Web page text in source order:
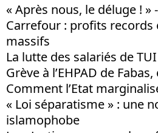
« Après nous, le déluge ! »
Carrefour : profits records
massifs
La lutte des salariés de TUI
Grève à l’EHPAD de
Comment l’Etat
« Loi séparatisme » : une
islamophobe